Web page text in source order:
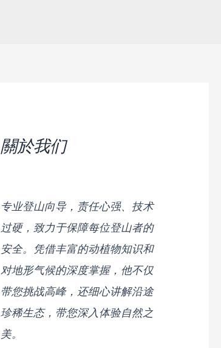
關於我们
专业登山向导，责任心强、技术
过硬，致力于保障每位登山者的
安全。凭借丰富的动植物知识和
对地形气候的深度掌握，他不仅
带您挑战高峰，还细心讲解沿途
珍稀生态，带您深入体验自然之
美。